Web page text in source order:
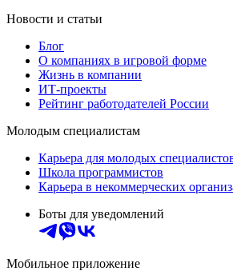
Новости и статьи
Блог
О компаниях в игровой форме
Жизнь в компании
ИТ-проекты
Рейтинг работодателей России
Молодым специалистам
Карьера для молодых
Школа программистов
Карьера в некоммерческих
Боты для уведомлений
Мобильное приложение